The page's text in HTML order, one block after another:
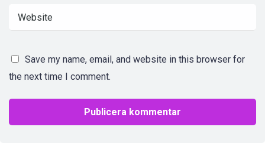
Save my name, email, and website in this browser for
the next time I comment.